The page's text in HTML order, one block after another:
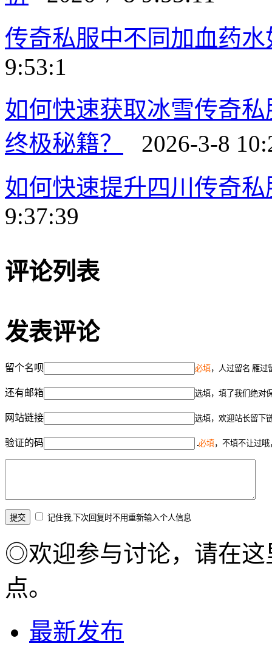
传奇私服中不同加血药
9:53:1
如何快速获取冰雪传奇
终极秘籍？
2026-3-8
如何快速提升四川传奇
9:37:39
评论列表
发表评论
留个名呗 必填，人过留名 雁过
还有邮箱 选填，填了我们绝对
网站链接 选填，欢迎站长留下
验证的码 必填，不填不让过
记住我,下次回复时不用重新输入个人信息
◎欢迎参与讨论，请在这
点。
最新发布